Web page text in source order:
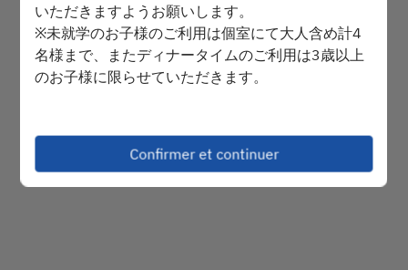
Sélectionnez le type de service
Trouver une table
Powered by
いただきますようお願いします。
※未就学のお子様のご利用は個室にて大人含め計4
名様まで、またディナータイムのご利用は3歳以上
のお子様に限らせていただきます。
誕生日・お祝い等のお客様へは、デザートにメッセ
ージ付きチョコレートプレートを、添えさせて頂き
ます。
Confirmer et continuer